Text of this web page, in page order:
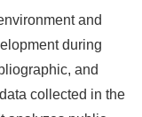
and
during
and
collected in the